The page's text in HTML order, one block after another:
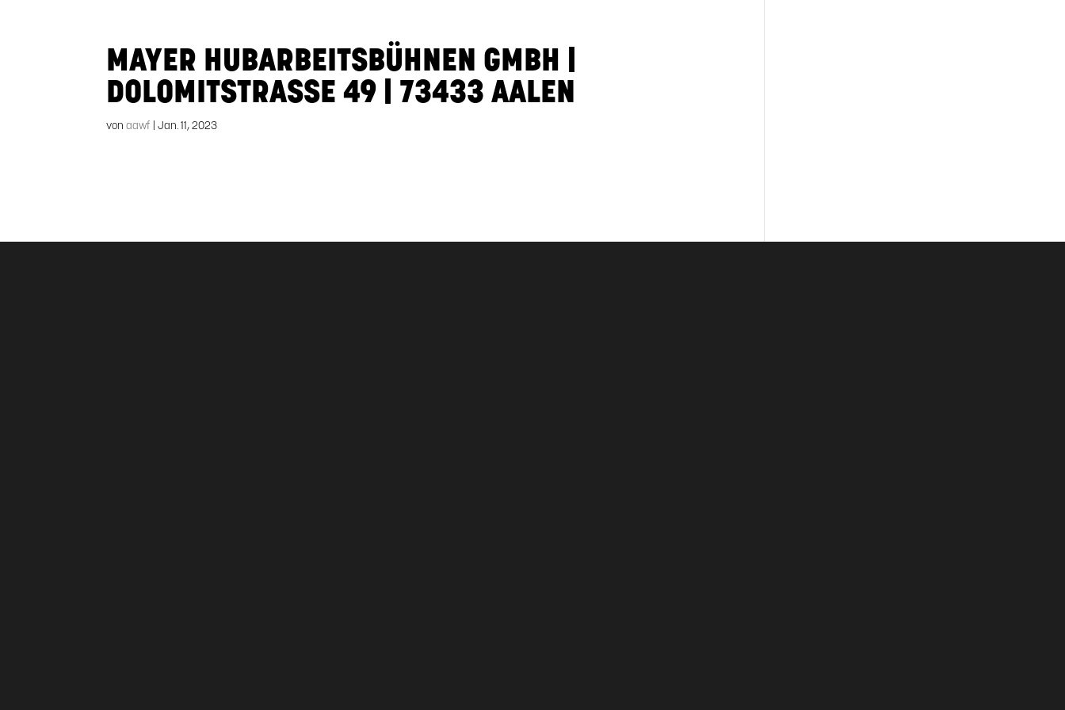
MAYER HUBARBEITSBÜHNEN GMBH |
DOLOMITSTRASSE 49 | 73433 AALEN
vonaawf |Jan. 11, 2023